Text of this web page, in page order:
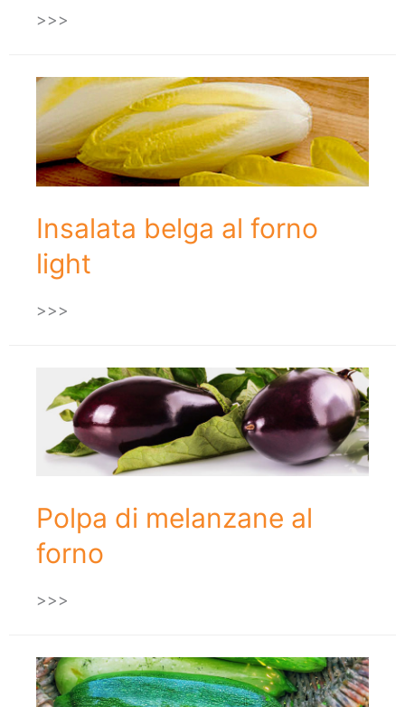
>>>
Insalata belga al forno
light
>>>
Polpa di melanzane al
forno
>>>